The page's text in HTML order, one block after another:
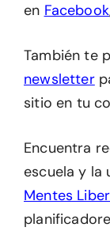
en Facebook
También te
newsletter
sitio en tu
Encuentra
escuela y la
Mentes